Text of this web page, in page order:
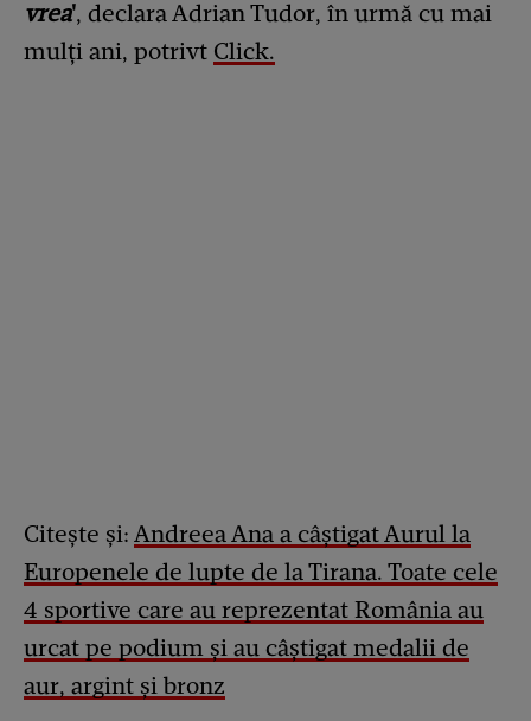
vrea', declara Adrian Tudor, în urmă cu mai
mulți ani, potrivt Click.
Citește și: Andreea Ana a câștigat Aurul la
Europenele de lupte de la Tirana. Toate cele
4 sportive care au reprezentat România au
urcat pe podium și au câștigat medalii de
aur, argint și bronz